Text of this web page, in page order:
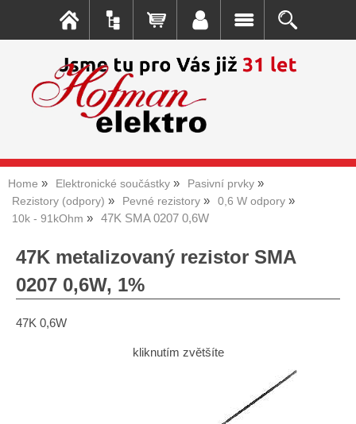
Home Elektronické součástky
Pasivní prvky
Rezistory (odpory)
Pevné rezistory
0,6 W odpory
10k - 91kOhm
47K SMA 0207 0,6W
47K metalizovaný rezistor SMA
0207 0,6W, 1%
47K 0,6W
kliknutím zvětšíte